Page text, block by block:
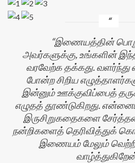
இணையத்தின்
அவர்களுக்கு, உங்களின்
வரவேற்க தக்கது.
போன்ற சிறிய
இன்னும் ஊக்குவிப்பைத்
எழுதத் தூண்டுகிறது.
இருசிறுகதைகளை
நன்றிகளைத் தெரிவித்துக்
இணையம் மேலும்